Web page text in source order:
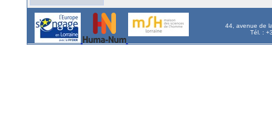
44, avenue de
Tél. :